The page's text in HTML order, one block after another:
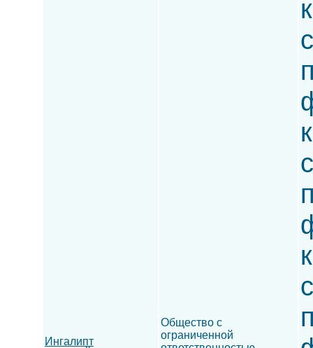
Ингалипт
Общество с
ограниченной